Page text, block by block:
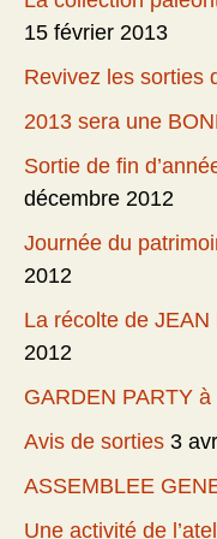
15 février 2013
Revivez les sorties
2013 sera une
Sortie de fin
décembre 2012
Journée du
2012
La récolte de
2012
GARDEN PARTY
Avis de sorties 3
ASSEMBLEE
Une activité de